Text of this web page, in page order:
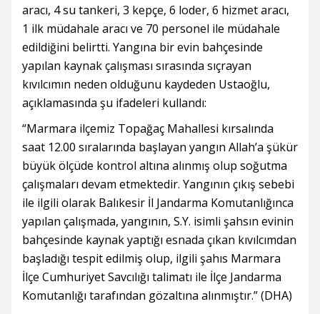
aracı, 4 su tankeri, 3 kepçe, 6 loder, 6 hizmet aracı,
1 ilk müdahale aracı ve 70 personel ile müdahale
edildiğini belirtti. Yangına bir evin bahçesinde
yapılan kaynak çalışması sırasında sıçrayan
kıvılcımın neden olduğunu kaydeden Ustaoğlu,
açıklamasında şu ifadeleri kullandı:
“Marmara ilçemiz Topağaç Mahallesi kırsalında
saat 12.00 sıralarında başlayan yangın Allah’a şükür
büyük ölçüde kontrol altına alınmış olup soğutma
çalışmaları devam etmektedir. Yangının çıkış sebebi
ile ilgili olarak Balıkesir İl Jandarma Komutanlığınca
yapılan çalışmada, yangının, S.Y. isimli şahsın evinin
bahçesinde kaynak yaptığı esnada çıkan kıvılcımdan
başladığı tespit edilmiş olup, ilgili şahıs Marmara
İlçe Cumhuriyet Savcılığı talimatı ile İlçe Jandarma
Komutanlığı tarafından gözaltına alınmıştır.” (DHA)